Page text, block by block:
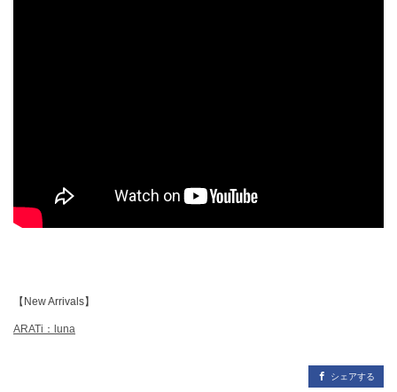
【New Arrivals】
ARATi：luna
シェアする